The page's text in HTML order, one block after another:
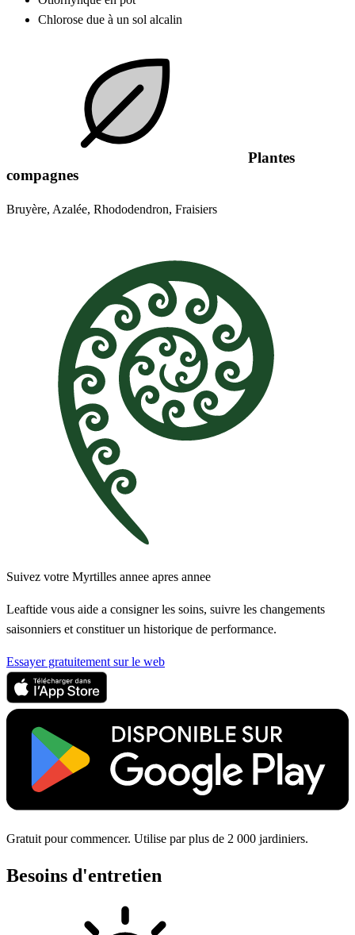
Chlorose due à un sol alcalin
Plantes
compagnes
Bruyère, Azalée, Rhododendron, Fraisiers
Suivez votre Myrtilles annee apres annee
Leaftide vous aide a consigner les soins, suivre les changements
saisonniers et constituer un historique de performance.
Essayer gratuitement sur le web
Gratuit pour commencer. Utilise par plus de 2 000 jardiniers.
Besoins d'entretien